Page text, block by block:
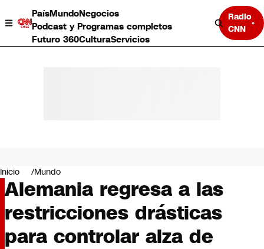
PaísMundoNegocios
Podcast y Programas completos
Futuro 360CulturaServicios
Radio
CNN
Negocios
Deportes
Programas completos
Cultura
Servicios
Bits
Inicio Mundo
Alemania regresa a las
restricciones drásticas
para controlar alza de